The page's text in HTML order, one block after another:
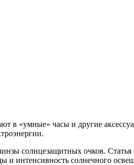
в «умные» часы и другие
солнцезащитных очков. Статья
интенсивность солнечного